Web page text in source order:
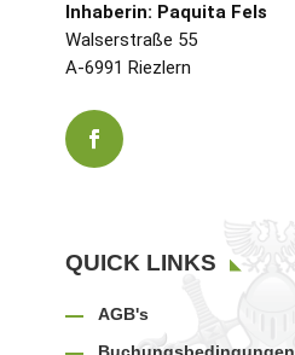
Inhaberin: Paquita Fels
Walserstraße 55
A-6991 Riezlern
QUICK LINKS
AGB's